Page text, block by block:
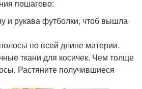
пошагово:
и рукава футболки, чтоб вышла
по всей длине материи.
ткани для косичек. Чем толще
Растяните получившиеся